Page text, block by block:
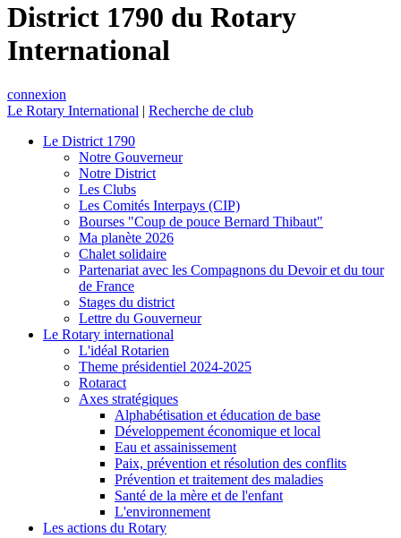
District 1790 du Rotary
International
connexion
Le Rotary International | Recherche de club
Le District 1790
Notre Gouverneur
Notre District
Les Clubs
Les Comités Interpays (CIP)
Bourses "Coup de pouce Bernard Thibaut"
Ma planète 2026
Chalet solidaire
Partenariat avec les Compagnons du Devoir et du tour
de France
Stages du district
Lettre du Gouverneur
Le Rotary international
L'idéal Rotarien
Theme présidentiel 2024-2025
Rotaract
Axes stratégiques
Alphabétisation et éducation de base
Développement économique et local
Eau et assainissement
Paix, prévention et résolution des conflits
Prévention et traitement des maladies
Santé de la mère et de l'enfant
L'environnement
Les actions du Rotary